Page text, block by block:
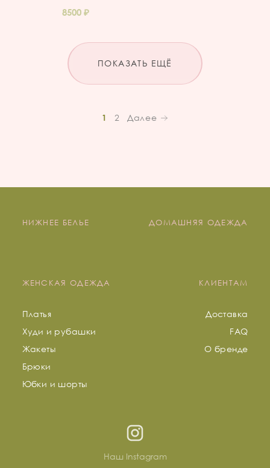
8500
ПОКАЗАТЬ ЕЩЁ
1 2 Далее
НИЖНЕЕ БЕЛЬЕ
ЖЕНСКАЯ ОДЕЖДА
Платья
Худи и рубашки
Жакеты
Брюки
Юбки и шорты
ДОМАШНЯЯ ОДЕЖДА
КЛИЕНТАМ
Доставка
FAQ
О бренде
Наш Instagram